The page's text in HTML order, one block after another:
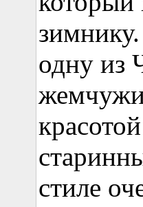
одну из
стиле